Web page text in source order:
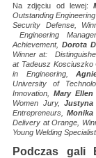
Na zdjęciu od lewej:
Outstanding
Security Defense,
Engineering
Achievement, Dorota
Winner at:
at Tadeusz Kosciuszko
in Engineering,
University of
Innovation,Mary Ellen
Women Jury,Justyna
Entrepreneurs,Monika
Delivery at Orange,
Young Welding
Podczas gali